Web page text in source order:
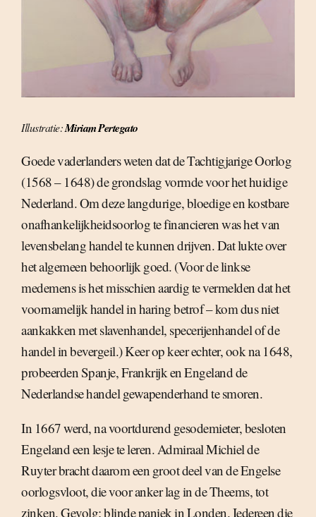
Illustratie:Miriam Pertegato
Goede vaderlanders weten dat de Tachtigjarige Oorlog
(1568 – 1648) de grondslag vormde voor het huidige
Nederland. Om deze langdurige, bloedige en kostbare
onafhankelijkheidsoorlog te financieren was het van
levensbelang handel te kunnen drijven. Dat lukte over
het algemeen behoorlijk goed. (Voor de linkse
medemens is het misschien aardig te vermelden dat het
voornamelijk handel in haring betrof – kom dus niet
aankakken met slavenhandel, specerijenhandel of de
handel in bevergeil.) Keer op keer echter, ook na 1648,
probeerden Spanje, Frankrijk en Engeland de
Nederlandse handel gewapenderhand te smoren.
In 1667 werd, na voortdurend gesodemieter, besloten
Engeland een lesje te leren. Admiraal Michiel de
Ruyter bracht daarom een groot deel van de Engelse
oorlogsvloot, die voor anker lag in de Theems, tot
zinken. Gevolg: blinde paniek in Londen. Iedereen die